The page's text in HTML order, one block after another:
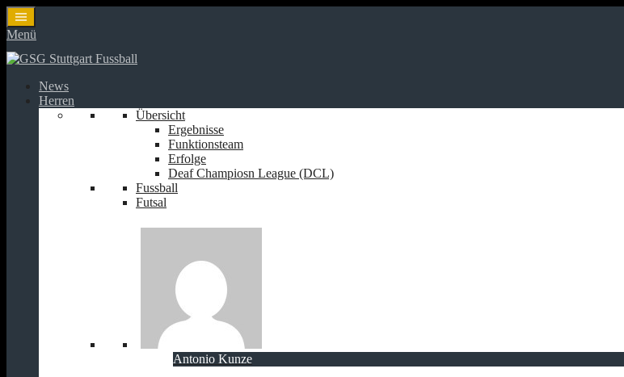
Springe
zum
Inhalt
Menü
News
Herren
Übersicht
Ergebnisse
Funktionsteam
Erfolge
Deaf Champiosn League (DCL)
Fussball
Futsal
Antonio Kunze